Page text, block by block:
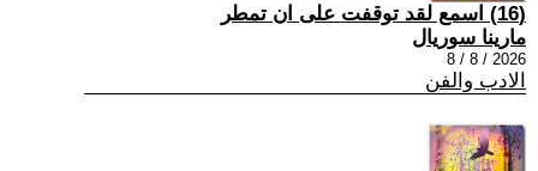
(16) اسمع لقد توقفت على ان تمطر
مارينا سوريال
2026 / 8 / 8
الادب والفن